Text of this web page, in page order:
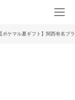
【ポケマル夏ギフト】関西有名ブ